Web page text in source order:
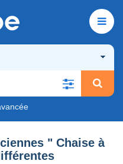
" Chaise à